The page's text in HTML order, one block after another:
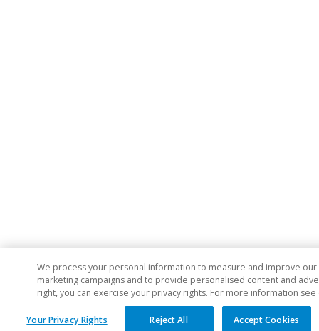
We process your personal information to measure and improve
marketing campaigns and to provide personalised content and
right, you can exercise your privacy rights. For more information
Your Privacy Rights Reject All Accept Cookies